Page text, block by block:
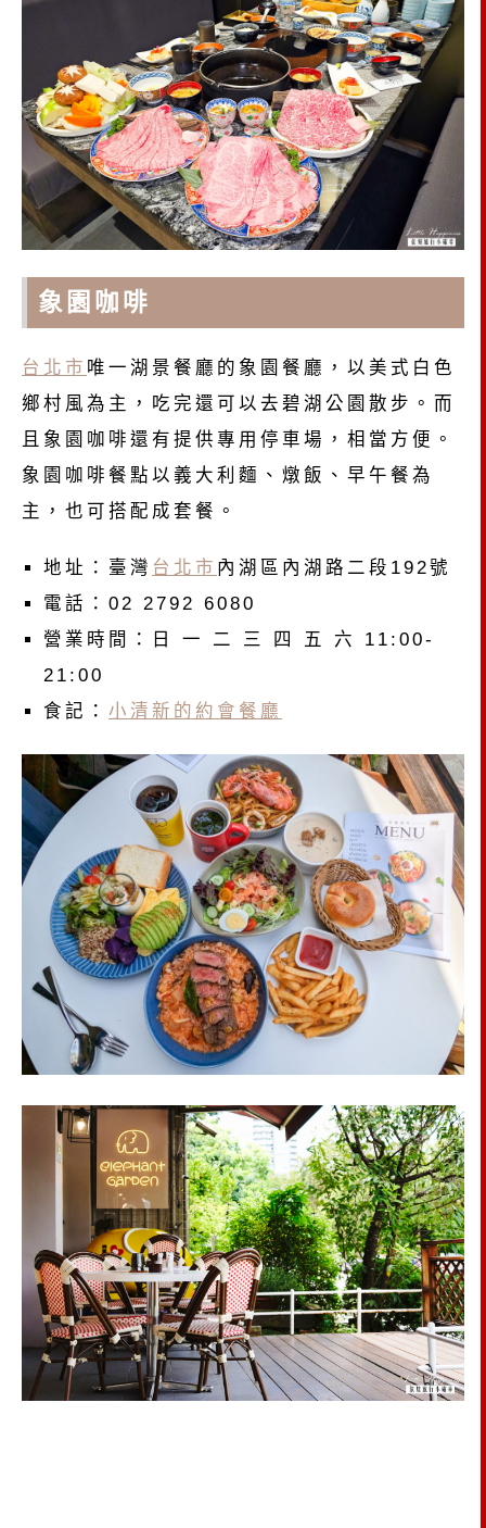
象園咖啡
台北市 唯一湖景餐廳的象園餐廳，以美式白色
鄉村風為主，吃完還可以去碧湖公園散步。而
且象園咖啡還有提供專用停車場，相當方便。
象園咖啡餐點以義大利麵、燉飯、早午餐為
主，也可搭配成套餐。
地址：臺灣 台北市 內湖區內湖路二段192號
電話：02 2792 6080
營業時間：日 一 二 三 四 五 六 11:00-
21:00
食記： 小清新的約會餐廳